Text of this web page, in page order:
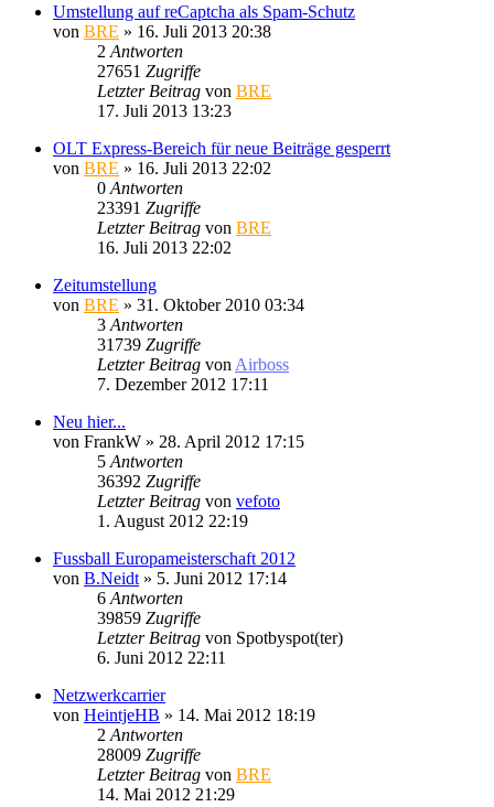
Umstellung auf reCaptcha als Spam-Schutz
von BRE » 16. Juli 2013 20:38
2 Antworten
27651 Zugriffe
Letzter Beitrag von BRE
17. Juli 2013 13:23
OLT Express-Bereich für neue Beiträge gesperrt
von BRE » 16. Juli 2013 22:02
0 Antworten
23391 Zugriffe
Letzter Beitrag von BRE
16. Juli 2013 22:02
Zeitumstellung
von BRE » 31. Oktober 2010 03:34
3 Antworten
31739 Zugriffe
Letzter Beitrag von Airboss
7. Dezember 2012 17:11
Neu hier...
von FrankW » 28. April 2012 17:15
5 Antworten
36392 Zugriffe
Letzter Beitrag von vefoto
1. August 2012 22:19
Fussball Europameisterschaft 2012
von B.Neidt » 5. Juni 2012 17:14
6 Antworten
39859 Zugriffe
Letzter Beitrag von Spotbyspot(ter)
6. Juni 2012 22:11
Netzwerkcarrier
von HeintjeHB » 14. Mai 2012 18:19
2 Antworten
28009 Zugriffe
Letzter Beitrag von BRE
14. Mai 2012 21:29